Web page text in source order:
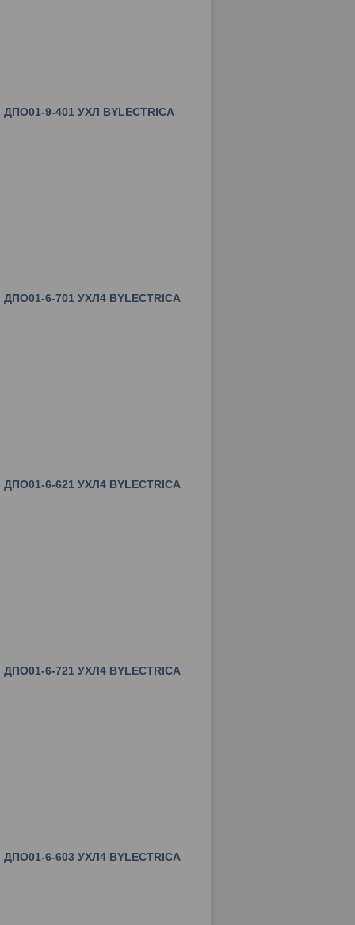
9-401 УХЛ BYLECTRICA
6-701 УХЛ4 BYLECTRICA
6-621 УХЛ4 BYLECTRICA
6-721 УХЛ4 BYLECTRICA
6-603 УХЛ4 BYLECTRICA